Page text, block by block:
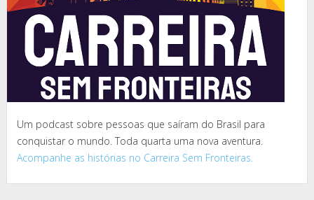
Um podcast sobre pessoas que saíram do Brasil para
conquistar o mundo. Toda quarta uma nova aventura.
Acompanhe as histórias no Carreira Sem Fronteiras.